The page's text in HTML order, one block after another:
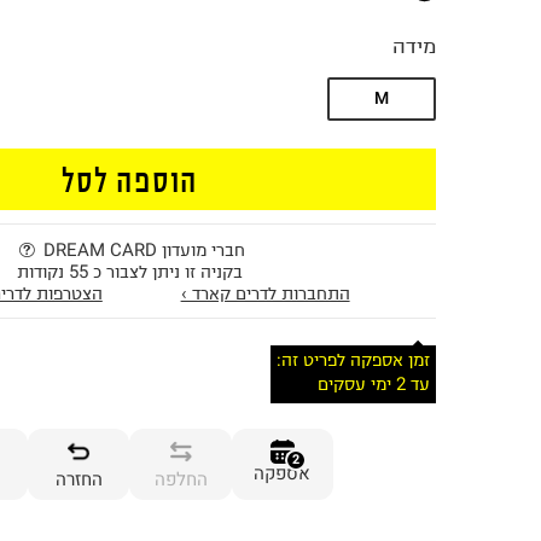
מידה
M
הוספה לסל
חברי מועדון DREAM CARD
בקניה זו ניתן לצבור כ 55 נקודות
התחברות לדרים קארד ›
הצטרפות
זמן אספקה לפריט זה:
עד 2 ימי עסקים
2
אספקה החלפה החזרה